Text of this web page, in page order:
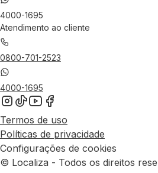
4000-1695
Atendimento ao cliente
0800-701-2523
4000-1695
Termos de uso
Políticas de privacidade
Configurações de cookies
© Localiza - Todos os direitos